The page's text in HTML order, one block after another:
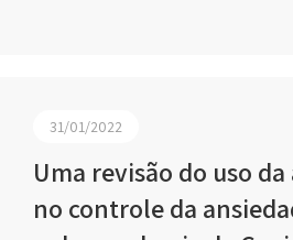
31/01/2022
Uma revisão do uso
no controle da